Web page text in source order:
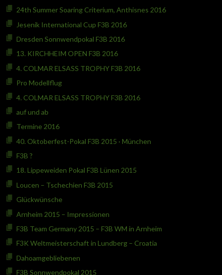
24th Summer Soaring Criterium, Anthisnes 2016
Jesenik International Cup F3B 2016
Dresden Sonnwendpokal F3B 2016
13. KIRCHHEIM OPEN F3B 2016
4. COLMAR ELSASS TROPHY F3B 2016
Pro Modellflug
4. COLMAR ELSASS TROPHY F3B 2016
auf und ab
Termine 2016
40. Oktoberfest-Pokal F3B 2015 · München
F3B ?
18. Lippeweiden Pokal F3B Lünen 2015
Loucen – Tschechien F3B 2015
Glückwünsche
Arnheim 2015 – Impressionen
F3B Team Germany 2015 – F3B WM in Arnheim
F3K Weltmeisterschaft in Lundberg – Croatia
Dahoamgebliebenen
F3B Sonnwendpokal 2015